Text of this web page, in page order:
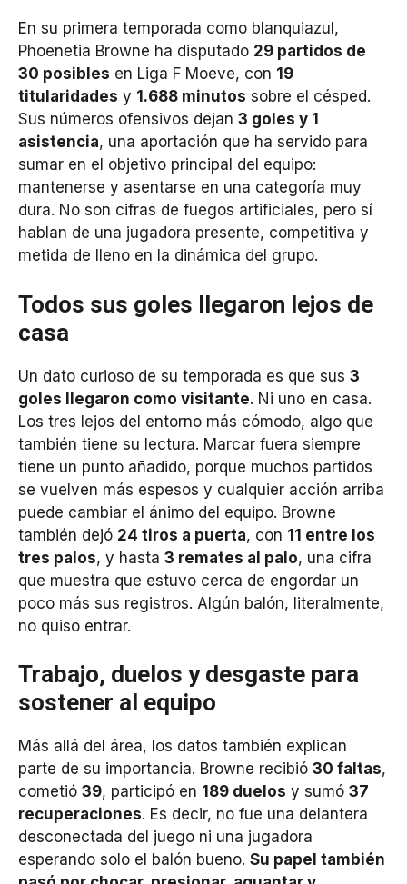
En su primera temporada como blanquiazul,
Phoenetia Browne ha disputado 29 partidos de
30 posibles en Liga F Moeve, con 19
titularidades y 1.688 minutos sobre el césped.
Sus números ofensivos dejan 3 goles y 1
asistencia, una aportación que ha servido para
sumar en el objetivo principal del equipo:
mantenerse y asentarse en una categoría muy
dura. No son cifras de fuegos artificiales, pero sí
hablan de una jugadora presente, competitiva y
metida de lleno en la dinámica del grupo.
Todos sus goles llegaron lejos de
casa
Un dato curioso de su temporada es que sus 3
goles llegaron como visitante. Ni uno en casa.
Los tres lejos del entorno más cómodo, algo que
también tiene su lectura. Marcar fuera siempre
tiene un punto añadido, porque muchos partidos
se vuelven más espesos y cualquier acción arriba
puede cambiar el ánimo del equipo. Browne
también dejó 24 tiros a puerta, con 11 entre los
tres palos, y hasta 3 remates al palo, una cifra
que muestra que estuvo cerca de engordar un
poco más sus registros. Algún balón, literalmente,
no quiso entrar.
Trabajo, duelos y desgaste para
sostener al equipo
Más allá del área, los datos también explican
parte de su importancia. Browne recibió 30 faltas,
cometió 39, participó en 189 duelos y sumó 37
recuperaciones. Es decir, no fue una delantera
desconectada del juego ni una jugadora
esperando solo el balón bueno. Su papel también